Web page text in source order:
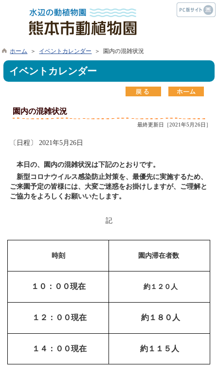
ホーム ＞ イベントカレンダー ＞ 園内の混雑状況
イベントカレンダー
園内の混雑状況
最終更新日［2021年5月26日］
〔日程〕 2021年5月26日
本日の、園内の混雑状況は下記のとおりです。
新型コロナウイルス感染防止対策を、最優先に実施するため、
ご来園予定の皆様には、大変ご迷惑をお掛けしますが、ご理解と
ご協力をよろしくお願いいたします。
記
時刻 園内滞在者数
１０：００現在 約１２０人
１２：００現在 約１８０人
１４：００現在 約１１５ 人